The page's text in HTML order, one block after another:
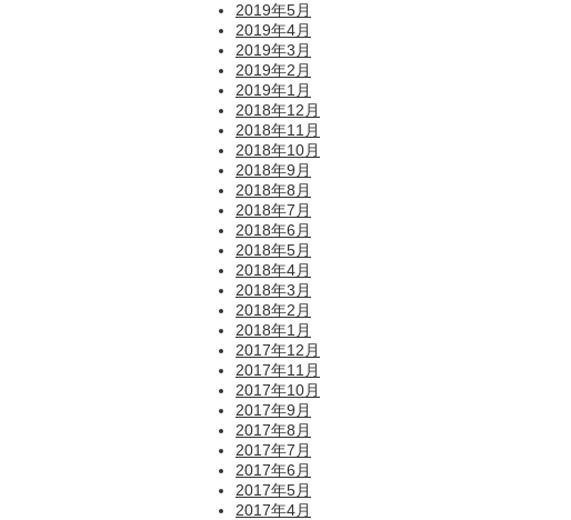
2019年5月
2019年4月
2019年3月
2019年2月
2019年1月
2018年12月
2018年11月
2018年10月
2018年9月
2018年8月
2018年7月
2018年6月
2018年5月
2018年4月
2018年3月
2018年2月
2018年1月
2017年12月
2017年11月
2017年10月
2017年9月
2017年8月
2017年7月
2017年6月
2017年5月
2017年4月